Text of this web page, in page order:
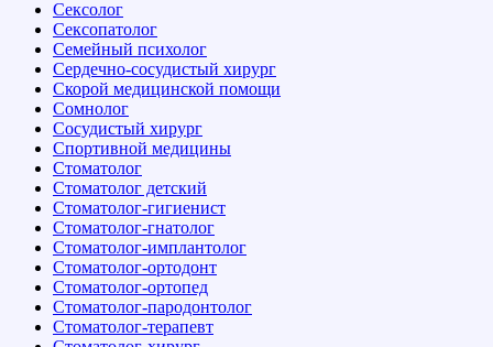
Сексолог
Сексопатолог
Семейный психолог
Сердечно-сосудистый хирург
Скорой медицинской помощи
Сомнолог
Сосудистый хирург
Спортивной медицины
Стоматолог
Стоматолог детский
Стоматолог-гигиенист
Стоматолог-гнатолог
Стоматолог-имплантолог
Стоматолог-ортодонт
Стоматолог-ортопед
Стоматолог-пародонтолог
Стоматолог-терапевт